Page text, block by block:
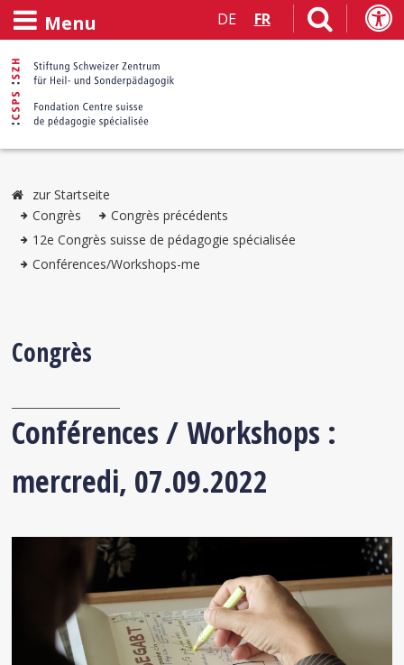
Menu DE FR
zur Startseite
Congrès
Congrès précédents
12e Congrès suisse de pédagogie spécialisée
Conférences/Workshops-me
Congrès
Conférences /Workshops :
mercredi, 07.09.2022